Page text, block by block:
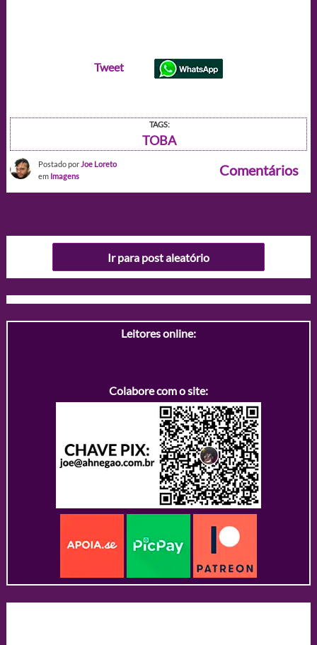
Tweet
TAGS:
TOBA
Postado por Joe Loreto
em Imagens Comentários
Ir para post aleatório
Leitores online:
Colabore com o site: